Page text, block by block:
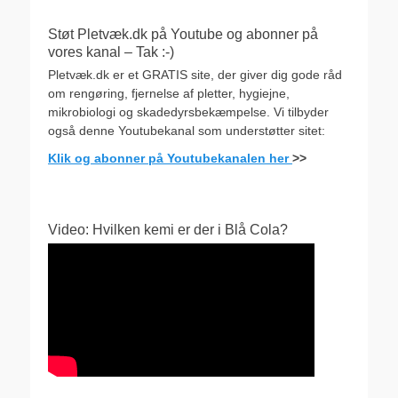
Støt Pletvæk.dk på Youtube og abonner på
vores kanal – Tak :-)
Pletvæk.dk er et GRATIS site, der giver dig gode råd
om rengøring, fjernelse af pletter, hygiejne,
mikrobiologi og skadedyrsbekæmpelse. Vi tilbyder
også denne Youtubekanal som understøtter sitet:
Klik og abonner på Youtubekanalen her>>
Video: Hvilken kemi er der i Blå Cola?